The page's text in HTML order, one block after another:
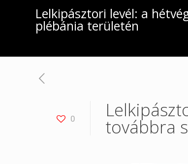
Lelkipásztori levél: a
plébánia területén
0 továbbra